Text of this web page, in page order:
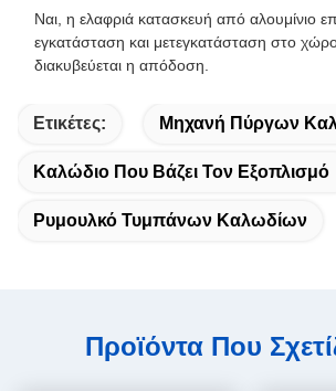
Ναι, η ελαφριά κατασκευή από αλουμίνιο
εγκατάσταση και μετεγκατάσταση στο
διακυβεύεται η απόδοση.
Ετικέτες: Μηχανή Πύργων
Καλώδιο Που Βάζει Τον Εξοπλισμό
Ρυμουλκό Τυμπάνων Καλωδίων
Προϊόντα Που